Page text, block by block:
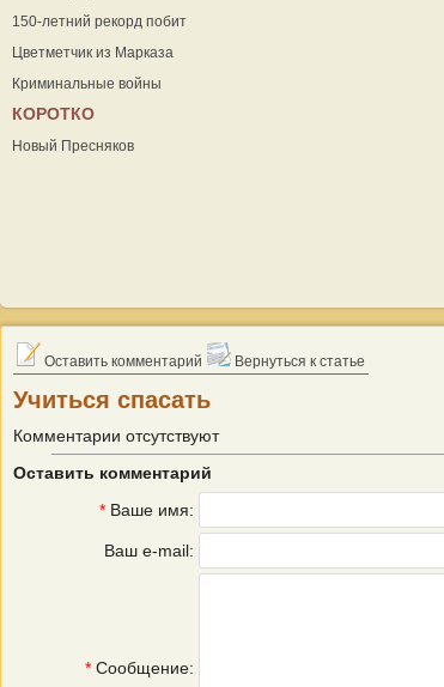
150-летний рекорд побит
Цветметчик из Марказа
Криминальные войны
КОРОТКО
Новый Пресняков
Оставить комментарий Вернуться к статье
Учиться спасать
Комментарии отсутствуют
Оставить комментарий
* Ваше имя:
Ваш e-mail:
* Сообщение: